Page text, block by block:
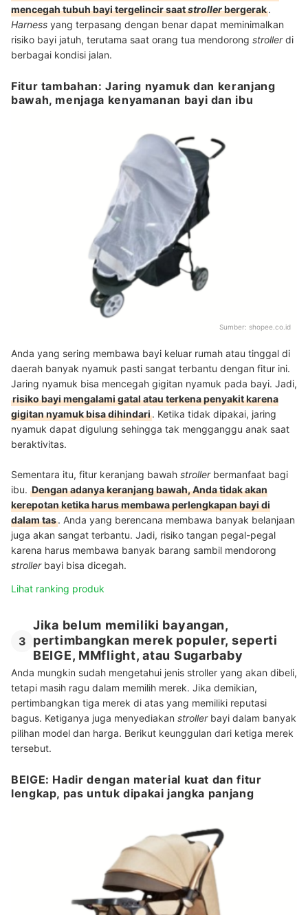
mencegah tubuh bayi tergelincir saatstrollerbergerak.
Harness yang terpasang dengan benar dapat meminimalkan
risiko bayi jatuh, terutama saat orang tua mendorong strollerdi
berbagai kondisi jalan.
Fitur tambahan: Jaring nyamuk dan keranjang
bawah, menjaga kenyamanan bayi dan ibu
Sumber: shopee.co.id
Anda yang sering membawa bayi keluar rumah atau tinggal di
daerah banyak nyamuk pasti sangat terbantu dengan fitur ini.
Jaring nyamuk bisa mencegah gigitan nyamuk pada bayi. Jadi,
risiko bayi mengalami gatal atau terkena penyakit karena
gigitan nyamuk bisa dihindari. Ketika tidak dipakai, jaring
nyamuk dapat digulung sehingga tak mengganggu anak saat
beraktivitas.
Sementara itu, fitur keranjang bawah strollerbermanfaat bagi
ibu. Dengan adanya keranjang bawah, Anda tidak akan
kerepotan ketika harus membawa perlengkapan bayi di
dalam tas. Anda yang berencana membawa banyak belanjaan
juga akan sangat terbantu. Jadi, risiko tangan pegal-pegal
karena harus membawa banyak barang sambil mendorong
strollerbayi bisa dicegah.
Lihat ranking produk
3
Jika belum memiliki bayangan,
pertimbangkan merek populer, seperti
BEIGE, MMflight, atau Sugarbaby
Anda mungkin sudah mengetahui jenis stroller yang akan dibeli,
tetapi masih ragu dalam memilih merek. Jika demikian,
pertimbangkan tiga merek di atas yang memiliki reputasi
bagus. Ketiganya juga menyediakan strollerbayi dalam banyak
pilihan model dan harga. Berikut keunggulan dari ketiga merek
tersebut.
BEIGE: Hadir dengan material kuat dan fitur
lengkap, pas untuk dipakai jangka panjang